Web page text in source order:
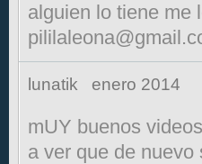
alguien lo tiene me
lunatik enero 2014
mUY buenos
a ver que de nuevo